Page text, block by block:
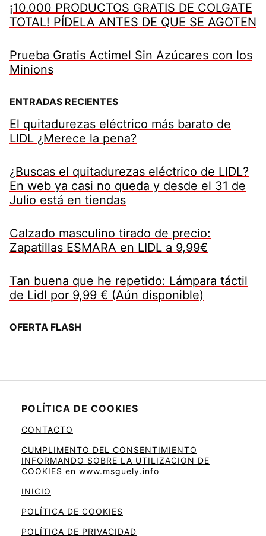
¡10.000 PRODUCTOS GRATIS DE COLGATE
TOTAL! PÍDELA ANTES DE QUE SE AGOTEN
Prueba Gratis Actimel Sin Azúcares con los
Minions
ENTRADAS RECIENTES
El quitadurezas eléctrico más barato de
LIDL ¿Merece la pena?
¿Buscas el quitadurezas eléctrico de LIDL?
En web ya casi no queda y desde el 31 de
Julio está en tiendas
Calzado masculino tirado de precio:
Zapatillas ESMARA en LIDL a 9,99€
Tan buena que he repetido: Lámpara táctil
de Lidl por 9,99 € (Aún disponible)
OFERTA FLASH
POLÍTICA DE COOKIES
CONTACTO
CUMPLIMENTO DEL CONSENTIMIENTO
INFORMANDO SOBRE LA UTILIZACION DE
COOKIES en www.msguely.info
INICIO
POLÍTICA DE COOKIES
POLÍTICA DE PRIVACIDAD